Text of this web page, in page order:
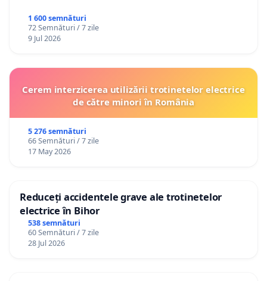
1 600 semnături
72 Semnături / 7 zile
9 Jul 2026
Cerem interzicerea utilizării trotinetelor electrice
de către minori în România
5 276 semnături
66 Semnături / 7 zile
17 May 2026
Reduceți accidentele grave ale trotinetelor
electrice în Bihor
538 semnături
60 Semnături / 7 zile
28 Jul 2026